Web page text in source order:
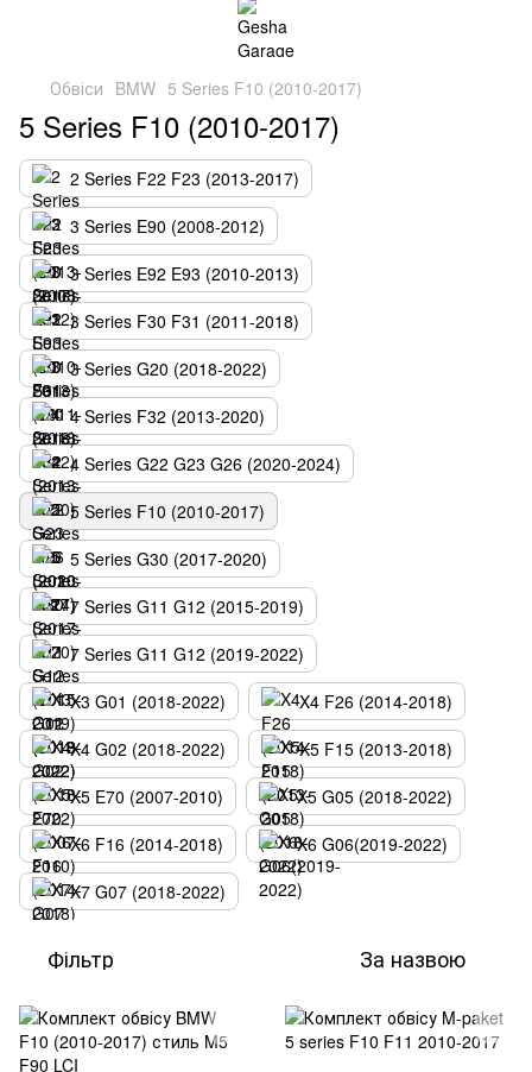
Обвіси BMW 5 Series F10 (2010-2017)
5 Series F10 (2010-2017)
2 Series F22 F23 (2013-2017)
3 Series E90 (2008-2012)
3 Series E92 E93 (2010-2013)
3 Series F30 F31 (2011-2018)
3 Series G20 (2018-2022)
4 Series F32 (2013-2020)
4 Series G22 G23 G26 (2020-2024)
5 Series F10 (2010-2017)
5 Series G30 (2017-2020)
7 Series G11 G12 (2015-2019)
7 Series G11 G12 (2019-2022)
X3 G01 (2018-2022)
X4 F26 (2014-2018)
X4 G02 (2018-2022)
X5 F15 (2013-2018)
X5 E70 (2007-2010)
X5 G05 (2018-2022)
X6 F16 (2014-2018)
X6 G06(2019-2022)
X7 G07 (2018-2022)
Фільтр За назвою